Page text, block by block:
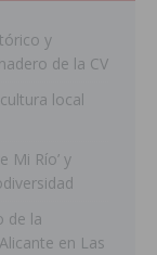
y
de la CV
local
Mi Río’ y
de la
en Las